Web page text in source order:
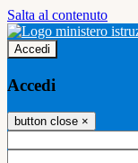
Salta al contenuto
Accedi
Accedi
button close ×